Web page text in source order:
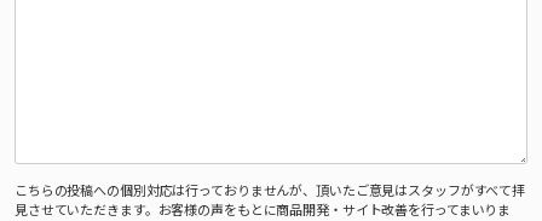
こちらの投稿への個別対応は行っておりませんが、頂いたご意見はスタッフがすべて拝
見させていただきます。お客様の声をもとに商品開発・サイト改善を行ってまいりま